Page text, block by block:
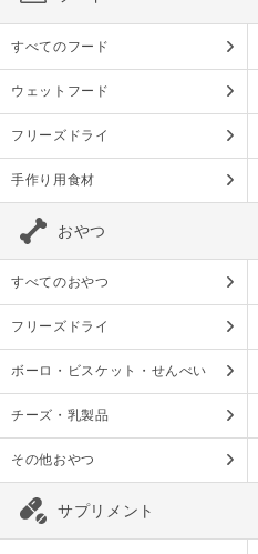
すべてのフード
ウェットフード
フリーズドライ
手作り用食材
おやつ
すべてのおやつ
フリーズドライ
ボーロ・ビスケット・せんべい
チーズ・乳製品
その他おやつ
サプリメント